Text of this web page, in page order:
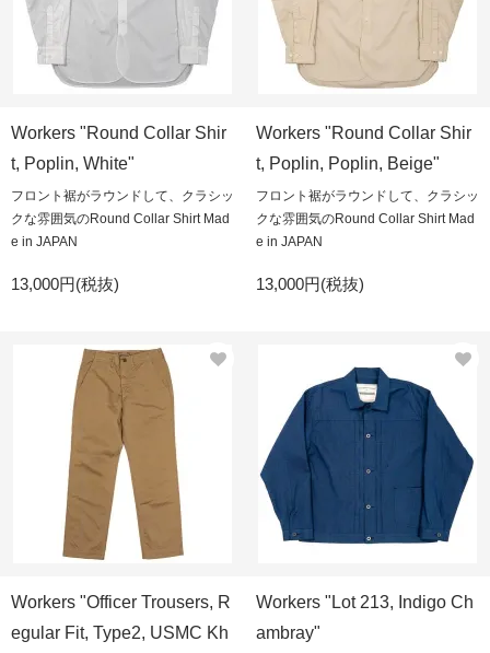
Workers "Round Collar Shir
t, Poplin, White"
フロント裾がラウンドして、クラシッ
クな雰囲気のRound Collar Shirt Mad
e in JAPAN
13,000円(税抜)
Workers "Round Collar Shir
t, Poplin, Poplin, Beige"
フロント裾がラウンドして、クラシッ
クな雰囲気のRound Collar Shirt Mad
e in JAPAN
13,000円(税抜)
Workers "Officer Trousers, R
egular Fit, Type2, USMC Kh
Workers "Lot 213, Indigo Ch
ambray"